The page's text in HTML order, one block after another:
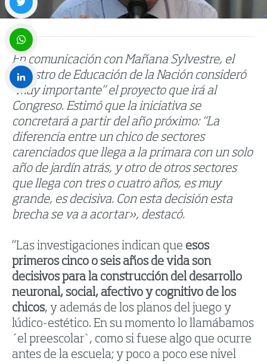
En comunicación con Mañana Sylvestre, el
Ministro de Educación de la Nación consideró
“muy importante” el proyecto que irá al
Congreso. Estimó que la iniciativa se
concretará a partir del año próximo: “La
diferencia entre un chico de sectores
carenciados que llega a la primara con un solo
año de jardín atrás, y otro de otros sectores
que llega con tres o cuatro años, es muy
grande, es decisiva. Con esta decisión esta
brecha se va a acortar», destacó.
“Las investigaciones indican que esos
primeros cinco o seis años de vida son
decisivos para la construcción del desarrollo
neuronal, social, afectivo y cognitivo de los
chicos, y además de los planos del juego y
lúdico-estético. En su momento lo llamábamos
´el preescolar`, como si fuese algo que ocurre
antes de la escuela; y poco a poco ese nivel
Twitter
WhatsApp
LinkedIn